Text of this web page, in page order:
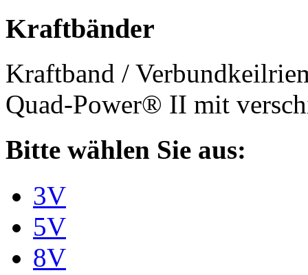
Kraftbänder
Kraftband /
Quad-Power® II mit
Bitte wählen Sie aus:
3V
5V
8V